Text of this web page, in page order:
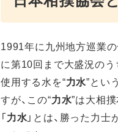
1991年に九州地方巡業
に第10回まで大盛況の
使用する水を“力水”とい
すが、この“力水”は大相
「力水」とは、勝った力